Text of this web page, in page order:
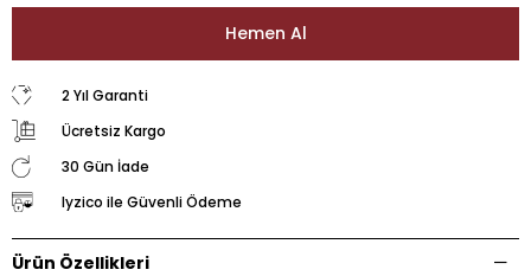
2 Yıl Garanti
Ücretsiz Kargo
30 Gün İade
Iyzico ile Güvenli Ödeme
Ürün Özellikleri